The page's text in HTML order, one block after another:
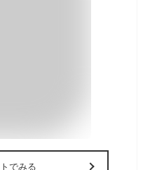
でみる